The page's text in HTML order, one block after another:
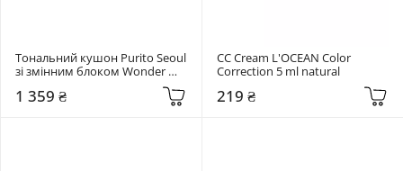
Тональний кушон Purito Seoul
зі змінним блоком Wonder
Releaf Centella BB Cushion #23
Natural Beige
1 359 ₴
СС Cream L'OCEAN Color
Correction 5 ml natural
219 ₴